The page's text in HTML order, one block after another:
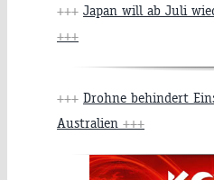
+++ Japan will ab Juli
+++
+++ Drohne behindert
Australien +++